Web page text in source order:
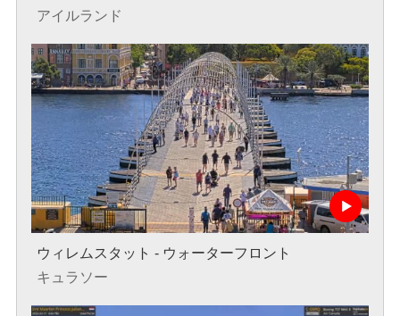
アイルランド
ウィレムスタット - ウォーターフロント
キュラソー